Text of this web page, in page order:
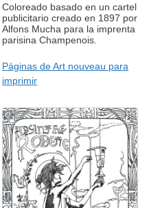
Coloreado basado en un cartel
publicitario creado en 1897 por
Alfons Mucha para la imprenta
parisina Champenois.
Páginas de Art nouveau para
imprimir